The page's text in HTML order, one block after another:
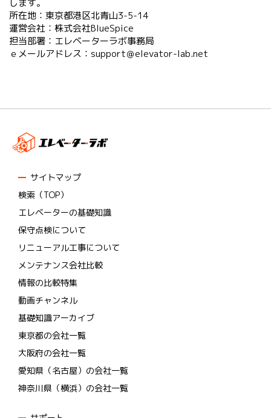
します。
所在地：東京都港区北青山3-5-14
運営会社：株式会社BlueSpice
担当部署：エレベーターラボ事務局
ｅメールアドレス：support＠elevator-lab.net
サイトマップ
検索（TOP）
エレベーターの基礎知識
保守点検について
リニューアル工事について
メンテナンス会社比較
情報の比較特集
動画チャンネル
基礎知識アーカイブ
東京都の会社一覧
大阪府の会社一覧
愛知県（名古屋）の会社一覧
神奈川県（横浜）の会社一覧